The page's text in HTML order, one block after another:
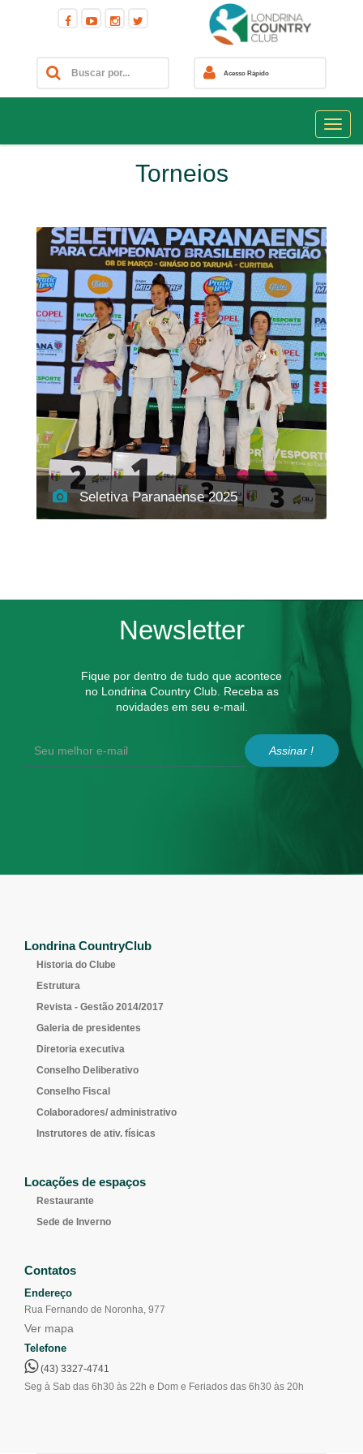
Acesso Rápido
Torneios
Seletiva Paranaense 2025
Newsletter
Fique por dentro de tudo que acontece
no Londrina Country Club. Receba as
novidades em seu e-mail.
Assinar !
Londrina CountryClub
Historia do Clube
Estrutura
Revista - Gestão 2014/2017
Galeria de presidentes
Diretoria executiva
Conselho Deliberativo
Conselho Fiscal
Colaboradores/ administrativo
Instrutores de ativ. físicas
Locações de espaços
Restaurante
Sede de Inverno
Contatos
Endereço
Rua Fernando de Noronha, 977
Ver mapa
Telefone
(43) 3327-4741
Seg à Sab das 6h30 às 22h e Dom e Feriados das 6h30 às 20h